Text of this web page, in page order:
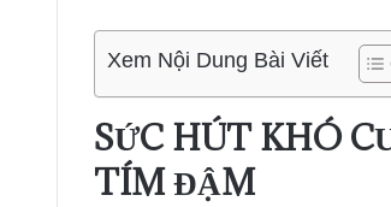
Xem Nội Dung Bài Viết
SỨC HÚT KHÓ
TÍM ĐẬM